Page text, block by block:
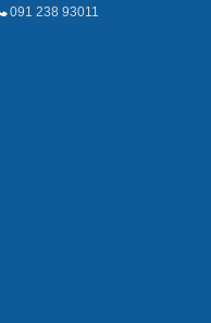
091 238 93011